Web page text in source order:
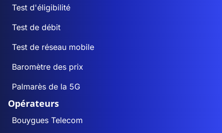
Test d'éligibilité
Test de débit
Test de réseau mobile
Baromètre des prix
Palmarès de la 5G
Opérateurs
Bouygues Telecom